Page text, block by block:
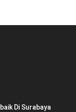
Di Surabaya